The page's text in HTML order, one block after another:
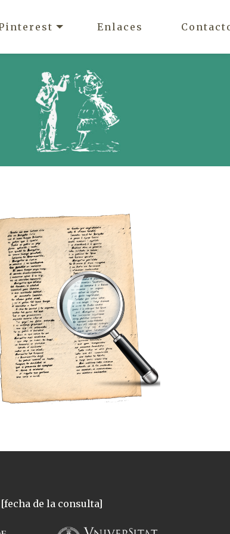
Enlaces
de la consulta]